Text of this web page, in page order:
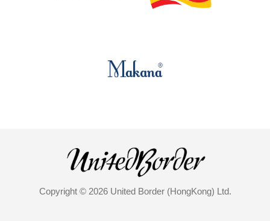
Copyright © 2026 United Border (HongKong) Ltd.